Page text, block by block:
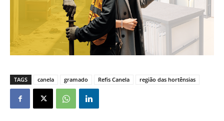
TAGS canela gramado Refis Canela região das hortênsias